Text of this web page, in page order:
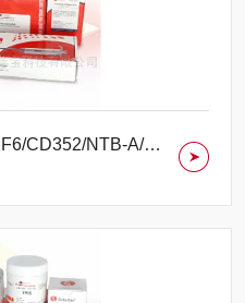
RecombinantHumanSLAMF6/CD352/NTB-A/SLAMFamilyMember6